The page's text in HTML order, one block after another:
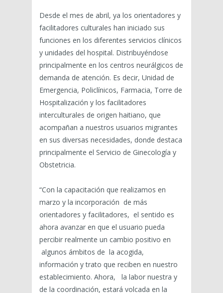
Desde el mes de abril, ya los orientadores y
facilitadores culturales han iniciado sus
funciones en los diferentes servicios clínicos
y unidades del hospital. Distribuyéndose
principalmente en los centros neurálgicos de
demanda de atención. Es decir, Unidad de
Emergencia, Policlínicos, Farmacia, Torre de
Hospitalización y los facilitadores
interculturales de origen haitiano, que
acompañan a nuestros usuarios migrantes
en sus diversas necesidades, donde destaca
principalmente el Servicio de Ginecología y
Obstetricia.
“Con la capacitación que realizamos en
marzo y la incorporación de más
orientadores y facilitadores, el sentido es
ahora avanzar en que el usuario pueda
percibir realmente un cambio positivo en
algunos ámbitos de la acogida,
información y trato que reciben en nuestro
establecimiento. Ahora, la labor nuestra y
de la coordinación, estará volcada en la